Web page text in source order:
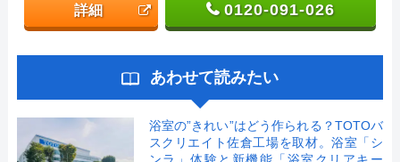
詳細 0120-091-026
あわせて読みたい
浴室の”きれい”はどう作られる？TOTOバ
スクリエイト佐倉工場を取材。浴室「シ